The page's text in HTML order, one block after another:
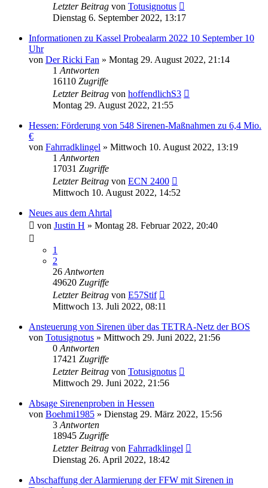
Letzter Beitrag von Totusignotus
Dienstag 6. September 2022, 13:17
Informationen zu Kassel Probealarm 2022 10 September 10
Uhr
von Der Ricki Fan » Montag 29. August 2022, 21:14
1 Antworten
16110 Zugriffe
Letzter Beitrag von hoffendlichS3
Montag 29. August 2022, 21:55
Hessen: Förderung von 548 Sirenen-Maßnahmen zu 6,4 Mio.
€
von Fahrradklingel » Mittwoch 10. August 2022, 13:19
1 Antworten
17031 Zugriffe
Letzter Beitrag von ECN 2400
Mittwoch 10. August 2022, 14:52
Neues aus dem Ahrtal
von Justin H » Montag 28. Februar 2022, 20:40
1
2
26 Antworten
49620 Zugriffe
Letzter Beitrag von E57Stif
Mittwoch 13. Juli 2022, 08:11
Ansteuerung von Sirenen über das TETRA-Netz der BOS
von Totusignotus » Mittwoch 29. Juni 2022, 21:56
0 Antworten
17421 Zugriffe
Letzter Beitrag von Totusignotus
Mittwoch 29. Juni 2022, 21:56
Absage Sirenenproben in Hessen
von Boehmi1985 » Dienstag 29. März 2022, 15:56
3 Antworten
18945 Zugriffe
Letzter Beitrag von Fahrradklingel
Dienstag 26. April 2022, 18:42
Abschaffung der Alarmierung der FFW mit Sirenen in